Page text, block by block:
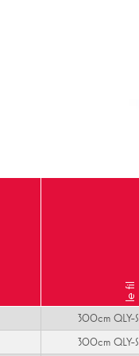
le fil
300cm QLY-
300cm QLY-